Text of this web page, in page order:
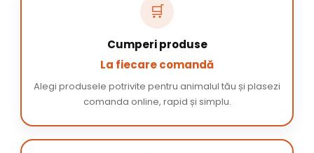
🛒
Cumperi produse
La fiecare comandă
Alegi produsele potrivite pentru animalul tău și plasezi
comanda online, rapid și simplu.